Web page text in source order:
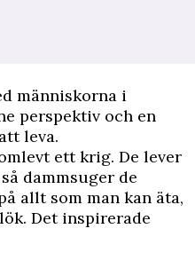
människorna i
perspektiv och en
leva.
ett krig. De lever
dammsuger de
allt som man kan äta,
Det inspirerade